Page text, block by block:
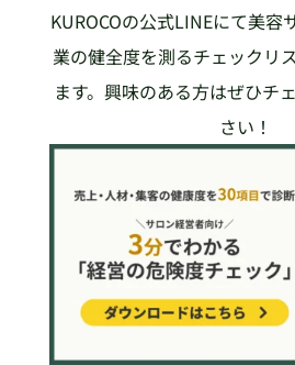
KUROCOの公式LINEにて美容
業の健全度を測るチェックリ
ます。興味のある方はぜひチ
さい！